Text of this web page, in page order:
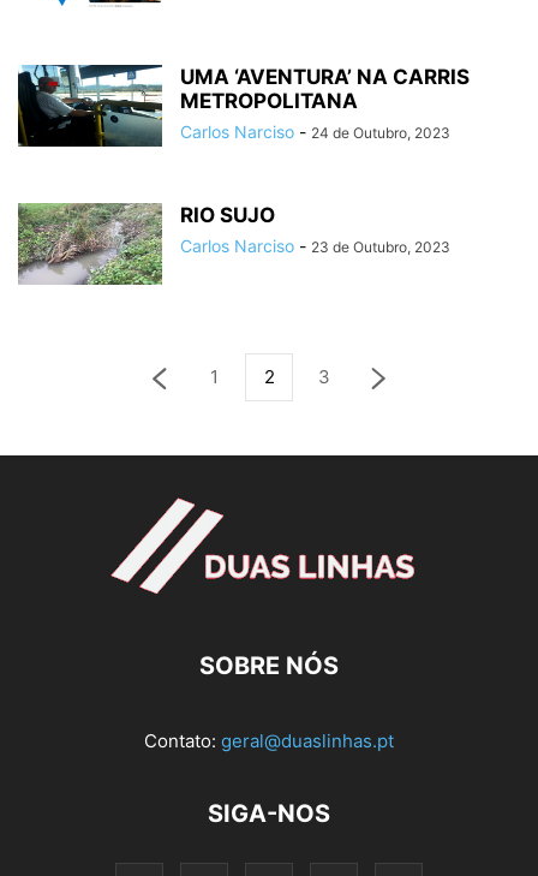
UMA ‘AVENTURA’ NA CARRIS
METROPOLITANA
Carlos Narciso - 24 de Outubro, 2023
RIO SUJO
Carlos Narciso - 23 de Outubro, 2023
1 2 3
SOBRE NÓS
Contato: geral@duaslinhas.pt
SIGA-NOS